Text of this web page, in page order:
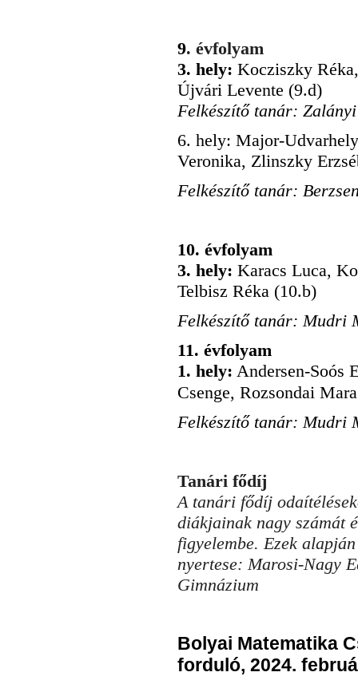
9. évfolyam
3. hely: Kocziszky
Újvári Levente (9.d)
Felkészítő tanár:
6. hely: Major-
Veronika, Zlinszky
Felkészítő tanár:
10. évfolyam
3. hely: Karacs Luca,
Telbisz Réka (10.b)
Felkészítő tanár: Mudri
11. évfolyam
1. hely: Andersen-Soós
Csenge, Rozsondai Mara
Felkészítő tanár: Mudri
Tanári fődíj
A tanári fődíj
diákjainak nagy számát
figyelembe. Ezek
nyertese: Marosi-Nagy
Gimnázium
Bolyai Matematika
forduló, 2024.